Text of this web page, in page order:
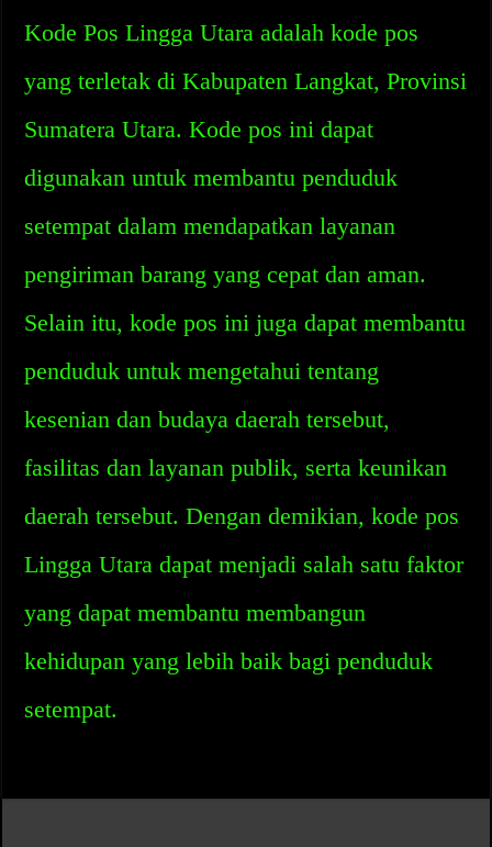
Kode Pos Lingga Utara adalah kode pos
yang terletak di Kabupaten Langkat, Provinsi
Sumatera Utara. Kode pos ini dapat
digunakan untuk membantu penduduk
setempat dalam mendapatkan layanan
pengiriman barang yang cepat dan aman.
Selain itu, kode pos ini juga dapat membantu
penduduk untuk mengetahui tentang
kesenian dan budaya daerah tersebut,
fasilitas dan layanan publik, serta keunikan
daerah tersebut. Dengan demikian, kode pos
Lingga Utara dapat menjadi salah satu faktor
yang dapat membantu membangun
kehidupan yang lebih baik bagi penduduk
setempat.